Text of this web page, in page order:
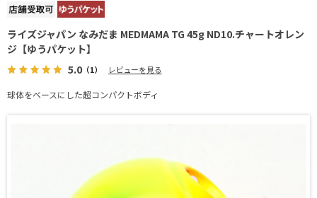
ライズジャパン なみだま MEDMAMA TG 45g ND10.チャートオレン
ジ【ゆうパケット】
5.0（1） レビューを見る
球体をベースにした超コンパクトボディ